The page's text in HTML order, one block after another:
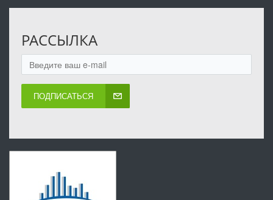
РАССЫЛКА
ПОДПИСАТЬСЯ